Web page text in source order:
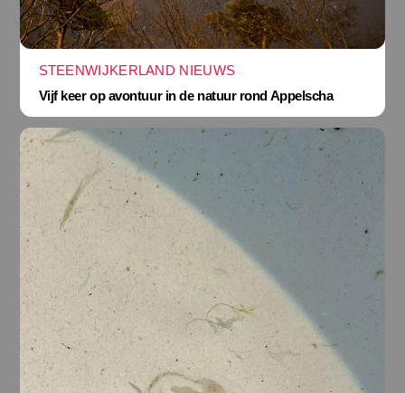
STEENWIJKERLAND NIEUWS
Vijf keer op avontuur in de natuur rond Appelscha